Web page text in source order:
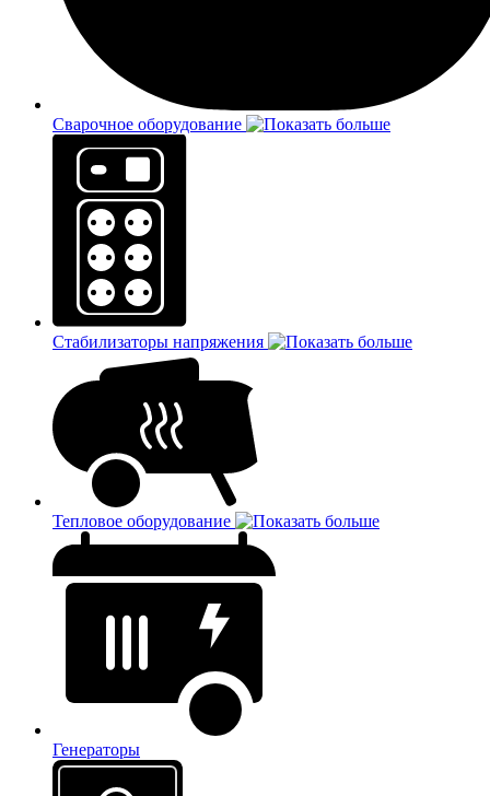
Сварочное оборудование
Стабилизаторы напряжения
Тепловое оборудование
Генераторы